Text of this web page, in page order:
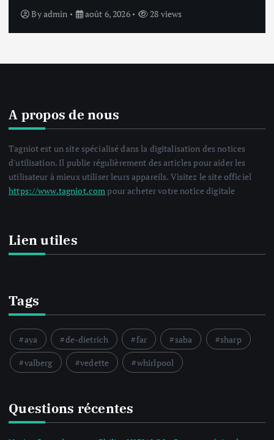
Byadmin août 6, 2026 30 views
A propos de nous
Tagniot est un site spécialisé dans la digitalisation des notices
d'utilisation. Il publie régulièrement des articles pour aider les
utilisateur à mieux utiliser leurs appareils. Visitez le site officiel
https://www.tagniot.com pour acheter votre notice digitale
Lien utiles
Tags
aya de-dietrich far saba
sharp
valberg
vedette whirlpool
Questions récentes